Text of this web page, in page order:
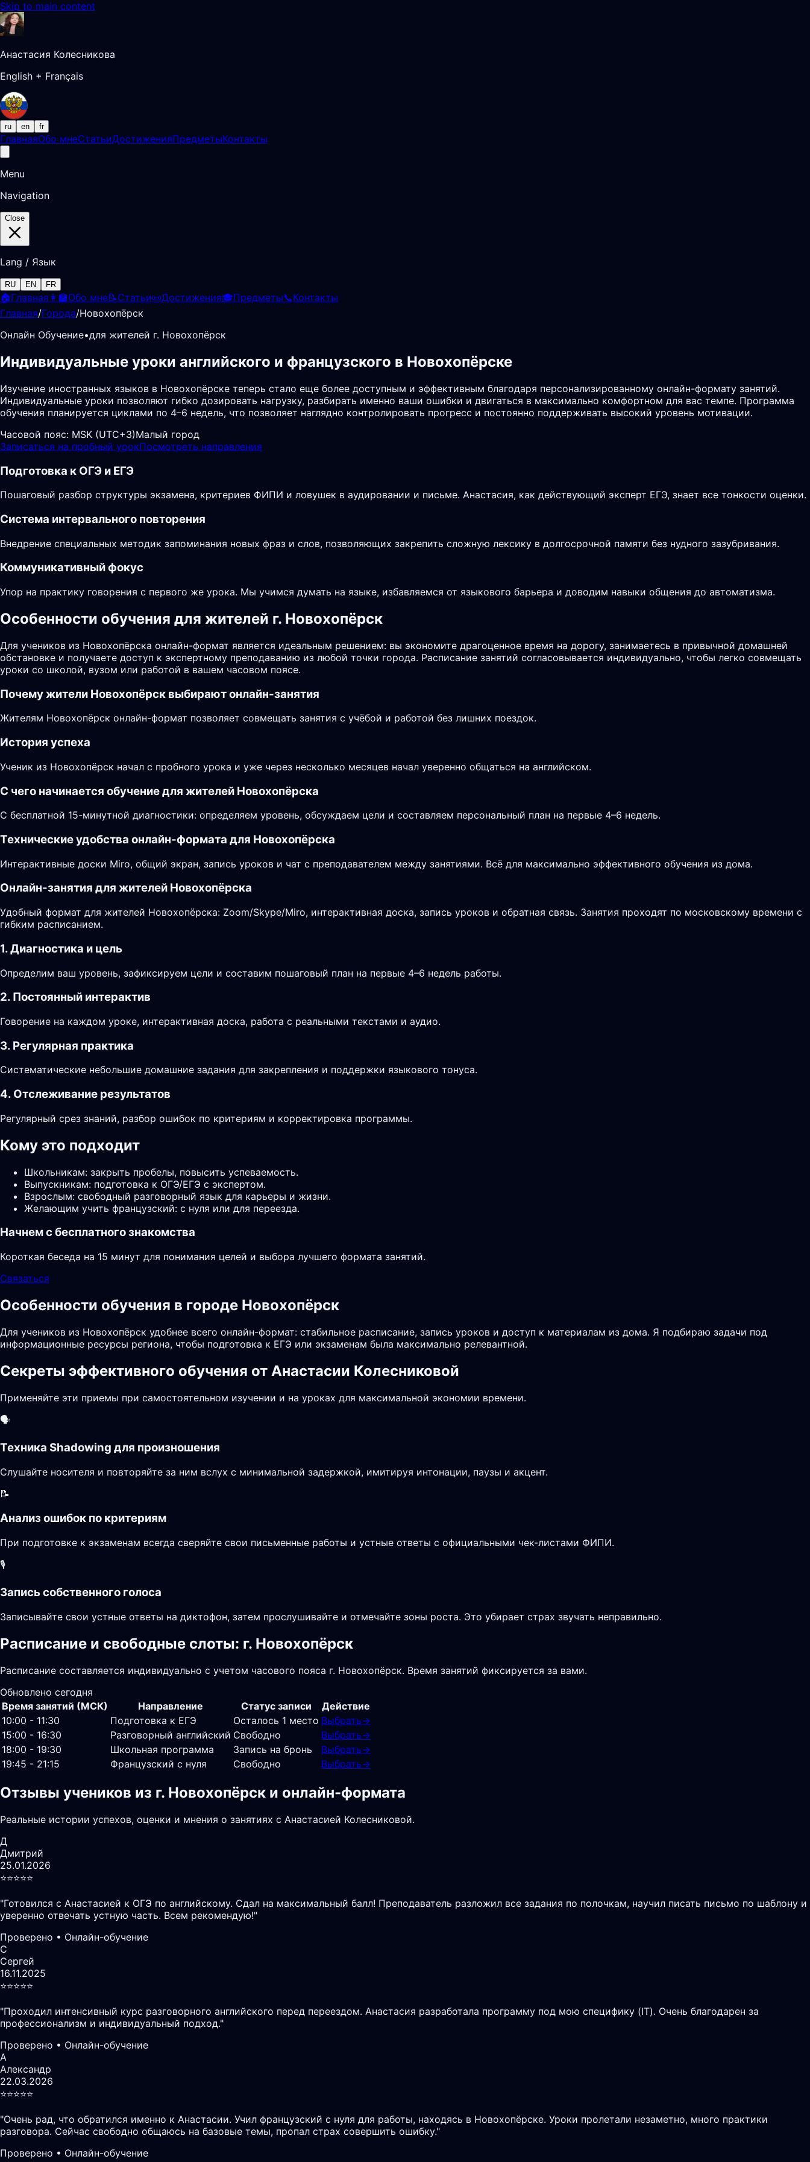
Skip to main content
Анастасия Колесникова
English + Français
ru en fr
ГлавнаяОбо мнеСтатьиДостиженияПредметыКонтакты
Menu
Navigation
Close
Lang / Язык
RU EN FR
🏠Главная 👩‍🏫Обо мне📝Статьи📜Достижения🎓Предметы📞Контакты
Главная/Города/Новохопёрск
Онлайн Обучение•для жителей г. Новохопёрск
Индивидуальные уроки английского и французского в Новохопёрске
Изучение иностранных языков в Новохопёрске теперь стало еще более доступным и эффективным благодаря персонализированному онлайн-формату занятий.
Индивидуальные уроки позволяют гибко дозировать нагрузку, разбирать именно ваши ошибки и двигаться в максимально комфортном для вас темпе. Программа
обучения планируется циклами по 4–6 недель, что позволяет наглядно контролировать прогресс и постоянно поддерживать высокий уровень мотивации.
Часовой пояс: MSK (UTC+3)Малый город
Записаться на пробный урокПосмотреть направления
Подготовка к ОГЭ и ЕГЭ
Пошаговый разбор структуры экзамена, критериев ФИПИ и ловушек в аудировании и письме. Анастасия, как действующий эксперт ЕГЭ, знает все тонкости оценки.
Система интервального повторения
Внедрение специальных методик запоминания новых фраз и слов, позволяющих закрепить сложную лексику в долгосрочной памяти без нудного зазубривания.
Коммуникативный фокус
Упор на практику говорения с первого же урока. Мы учимся думать на языке, избавляемся от языкового барьера и доводим навыки общения до автоматизма.
Особенности обучения для жителей г. Новохопёрск
Для учеников из Новохопёрска онлайн-формат является идеальным решением: вы экономите драгоценное время на дорогу, занимаетесь в привычной домашней
обстановке и получаете доступ к экспертному преподаванию из любой точки города. Расписание занятий согласовывается индивидуально, чтобы легко совмещать
уроки со школой, вузом или работой в вашем часовом поясе.
Почему жители Новохопёрск выбирают онлайн-занятия
Жителям Новохопёрск онлайн-формат позволяет совмещать занятия с учёбой и работой без лишних поездок.
История успеха
Ученик из Новохопёрск начал с пробного урока и уже через несколько месяцев начал уверенно общаться на английском.
С чего начинается обучение для жителей Новохопёрска
С бесплатной 15-минутной диагностики: определяем уровень, обсуждаем цели и составляем персональный план на первые 4–6 недель.
Технические удобства онлайн-формата для Новохопёрска
Интерактивные доски Miro, общий экран, запись уроков и чат с преподавателем между занятиями. Всё для максимально эффективного обучения из дома.
Онлайн-занятия для жителей Новохопёрска
Удобный формат для жителей Новохопёрска: Zoom/Skype/Miro, интерактивная доска, запись уроков и обратная связь. Занятия проходят по московскому времени с
гибким расписанием.
1. Диагностика и цель
Определим ваш уровень, зафиксируем цели и составим пошаговый план на первые 4–6 недель работы.
2. Постоянный интерактив
Говорение на каждом уроке, интерактивная доска, работа с реальными текстами и аудио.
3. Регулярная практика
Систематические небольшие домашние задания для закрепления и поддержки языкового тонуса.
4. Отслеживание результатов
Регулярный срез знаний, разбор ошибок по критериям и корректировка программы.
Кому это подходит
Школьникам: закрыть пробелы, повысить успеваемость.
Выпускникам: подготовка к ОГЭ/ЕГЭ с экспертом.
Взрослым: свободный разговорный язык для карьеры и жизни.
Желающим учить французский: с нуля или для переезда.
Начнем с бесплатного знакомства
Короткая беседа на 15 минут для понимания целей и выбора лучшего формата занятий.
Связаться
Особенности обучения в городе Новохопёрск
Для учеников из Новохопёрск удобнее всего онлайн-формат: стабильное расписание, запись уроков и доступ к материалам из дома. Я подбираю задачи под
информационные ресурсы региона, чтобы подготовка к ЕГЭ или экзаменам была максимально релевантной.
Секреты эффективного обучения от Анастасии Колесниковой
Применяйте эти приемы при самостоятельном изучении и на уроках для максимальной экономии времени.
🗣️
Техника Shadowing для произношения
Слушайте носителя и повторяйте за ним вслух с минимальной задержкой, имитируя интонации, паузы и акцент.
📝
Анализ ошибок по критериям
При подготовке к экзаменам всегда сверяйте свои письменные работы и устные ответы с официальными чек-листами ФИПИ.
🎙️
Запись собственного голоса
Записывайте свои устные ответы на диктофон, затем прослушивайте и отмечайте зоны роста. Это убирает страх звучать неправильно.
Расписание и свободные слоты: г. Новохопёрск
Расписание составляется индивидуально с учетом часового пояса г. Новохопёрск. Время занятий фиксируется за вами.
Обновлено сегодня
Время занятий (МСК)
Направление Статус записи
Действие
10:00 - 11:30
Подготовка к ЕГЭ Осталось 1 место Выбрать→
15:00 - 16:30
Разговорный английский Свободно Выбрать→
18:00 - 19:30
Школьная программа Запись на бронь Выбрать→
19:45 - 21:15
Французский с нуля Свободно Выбрать→
Отзывы учеников из г. Новохопёрск и онлайн-формата
Реальные истории успехов, оценки и мнения о занятиях с Анастасией Колесниковой.
Д
Дмитрий
25.01.2026
⭐️⭐️⭐️⭐️⭐️
"Готовился с Анастасией к ОГЭ по английскому. Сдал на максимальный балл! Преподаватель разложил все задания по полочкам, научил писать письмо по шаблону и
уверенно отвечать устную часть. Всем рекомендую!"
Проверено • Онлайн-обучение
С
Сергей
16.11.2025
⭐️⭐️⭐️⭐️⭐️
"Проходил интенсивный курс разговорного английского перед переездом. Анастасия разработала программу под мою специфику (IT). Очень благодарен за
профессионализм и индивидуальный подход."
Проверено • Онлайн-обучение
А
Александр
22.03.2026
⭐️⭐️⭐️⭐️⭐️
"Очень рад, что обратился именно к Анастасии. Учил французский с нуля для работы, находясь в Новохопёрске. Уроки пролетали незаметно, много практики
разговора. Сейчас свободно общаюсь на базовые темы, пропал страх совершить ошибку."
Проверено • Онлайн-обучение